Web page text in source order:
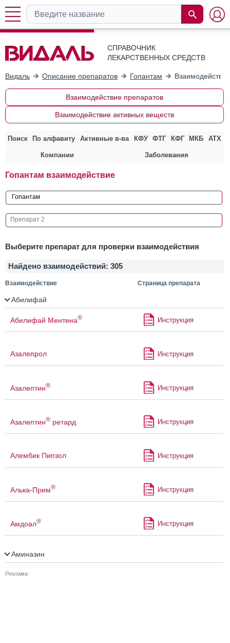
СПРАВОЧНИК
ЛЕКАРСТВЕННЫХ СРЕДСТВ
Видаль Описание препаратов Гопантам
Взаимодействие препаратов
Взаимодействие активных веществ
Поиск По алфавиту Активные в-ва КФУ ФТГ КФГ МКБ АТХ
Компании Заболевания
Гопантам взаимодействие
Выберите препарат для проверки взаимодействия
Найдено взаимодействий: 305
Взаимодействие Страница препарата
Абилифай
Абилифай Ментена® Инструкция
Азалепрол Инструкция
Азалептин® Инструкция
Азалептин® ретард Инструкция
Алембик Пипзол Инструкция
Алька-Прим® Инструкция
Амдоал® Инструкция
Аминазин
Реклама